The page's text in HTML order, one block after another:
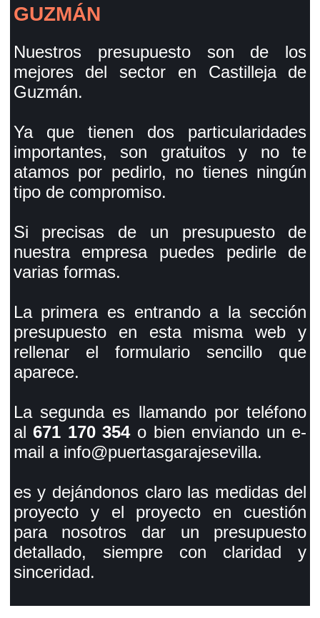
GUZMÁN
Nuestros presupuesto son de los
mejores del sector en Castilleja de
Guzmán.
Ya que tienen dos particularidades
importantes, son gratuitos y no te
atamos por pedirlo, no tienes ningún
tipo de compromiso.
Si precisas de un presupuesto de
nuestra empresa puedes pedirle de
varias formas.
La primera es entrando a la sección
presupuesto en esta misma web y
rellenar el formulario sencillo que
aparece.
La segunda es llamando por teléfono
al671 170 354o bien enviando un e-
mail a info@puertasgarajesevilla.
es y dejándonos claro las medidas del
proyecto y el proyecto en cuestión
para nosotros dar un presupuesto
detallado, siempre con claridad y
sinceridad.